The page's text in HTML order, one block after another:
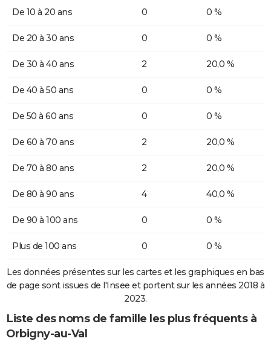
De 10 à 20 ans 0 0 %
De 20 à 30 ans 0 0 %
De 30 à 40 ans 2 20,0 %
De 40 à 50 ans 0 0 %
De 50 à 60 ans 0 0 %
De 60 à 70 ans 2 20,0 %
De 70 à 80 ans 2 20,0 %
De 80 à 90 ans 4 40,0 %
De 90 à 100 ans 0 0 %
Plus de 100 ans 0 0 %
Les données présentes sur les cartes et les graphiques en bas
de page sont issues de l'Insee et portent sur les années 2018 à
2023.
Liste des noms de famille les plus fréquents à
Orbigny-au-Val